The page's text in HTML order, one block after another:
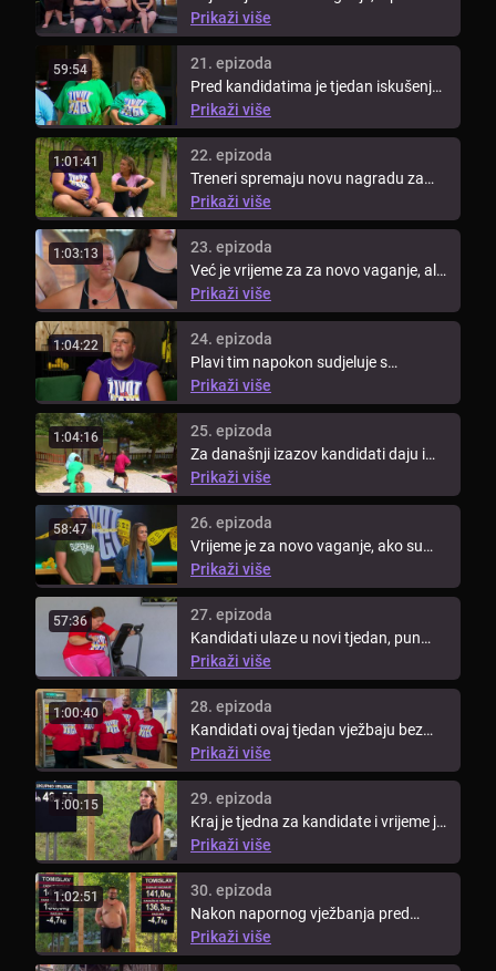
Larisom je danas težak zadatak jer ...
Prikaži više
59:54
21. epizoda
Pred kandidatima je tjedan iskušenja
– moraju se držati mjera za ...
Prikaži više
1:01:41
22. epizoda
Treneri spremaju novu nagradu za
pobjedu u današnjem izazovu. Onaj
...
Prikaži više
1:03:13
23. epizoda
Već je vrijeme za za novo vaganje, ali
jesu li kandidati spremni ...
Prikaži više
1:04:22
24. epizoda
Plavi tim napokon sudjeluje s
ostatkom kandidata u novom
izazovu. ...
Prikaži više
1:04:16
25. epizoda
Za današnji izazov kandidati daju i
preko 110% sebe jer ako uspiju ...
Prikaži više
58:47
26. epizoda
Vrijeme je za novo vaganje, ako su
kandidati izgubili preko 38 kg, ...
Prikaži više
57:36
27. epizoda
Kandidati ulaze u novi tjedan, pun
novih izazova. Parovi više ne ...
Prikaži više
1:00:40
28. epizoda
Kandidati ovaj tjedan vježbaju bez
trenera. Koji tim će biti bolji i ...
Prikaži više
1:00:15
29. epizoda
Kraj je tjedna za kandidate i vrijeme je
za novo vaganje. Pogledajte ...
Prikaži više
1:02:51
30. epizoda
Nakon napornog vježbanja pred
kandidatima je nogometna zabava.
...
Prikaži više